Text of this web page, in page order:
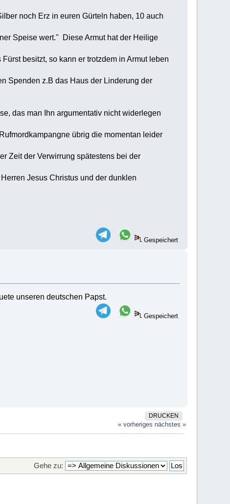
noch Erz in euren Gürteln haben, 10 auch
Speise wert." Diese Armut hat der Heilige
besitzt, so kann er trotzdem in Armut leben
Spenden z.B das Haus der Linderung der
das man Ihn argumentativ nicht widerlegen
übrig die momentan leider
Zeit der Verwirrung spätestens bei der
Jesus Christus und der dunklen
Gespeichert
unseren deutschen Papst.
Gespeichert
DRUCKEN
« vorheriges nächstes »
Gehe zu: